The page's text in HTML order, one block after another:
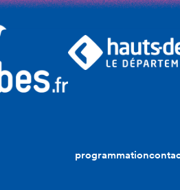
programmation